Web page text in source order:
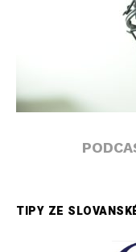
TIPY ZE